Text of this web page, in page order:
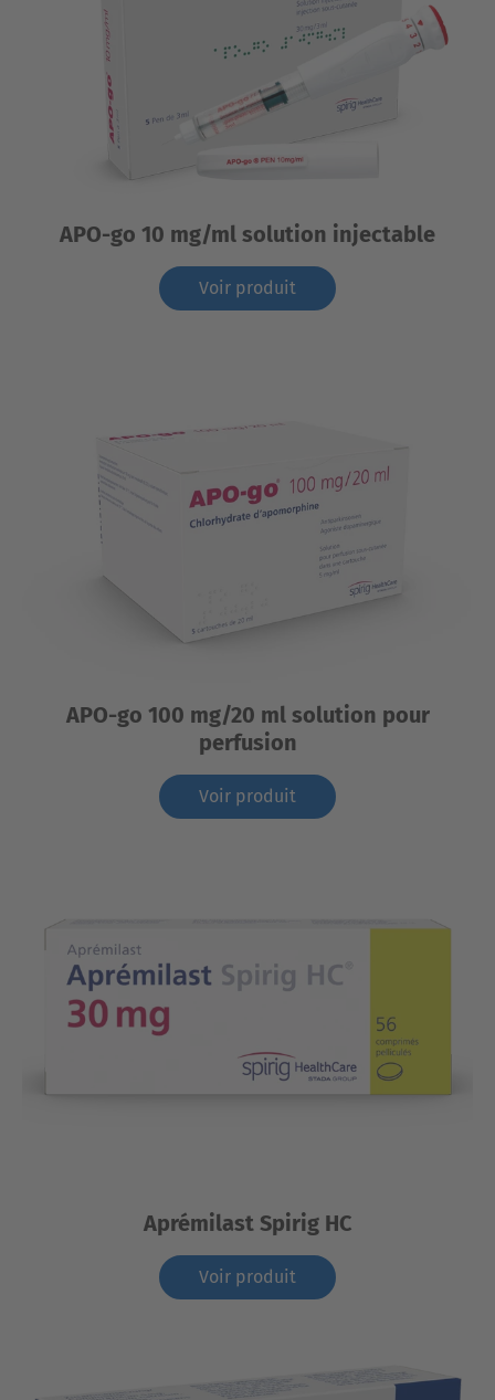
APO-go 10 mg/ml solution injectable
Voir produit
APO-go 100 mg/20 ml solution pour
perfusion
Voir produit
Aprémilast Spirig HC
Voir produit